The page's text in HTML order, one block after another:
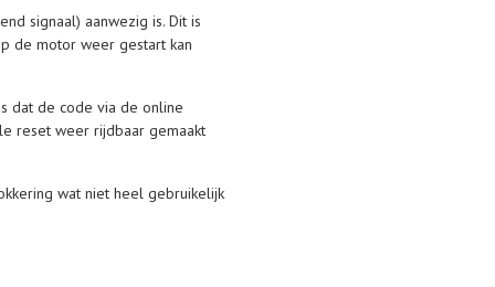
signaal) aanwezig is. Dit is
de motor weer gestart kan
dat de code via de online
reset weer rijdbaar gemaakt
wat niet heel gebruikelijk